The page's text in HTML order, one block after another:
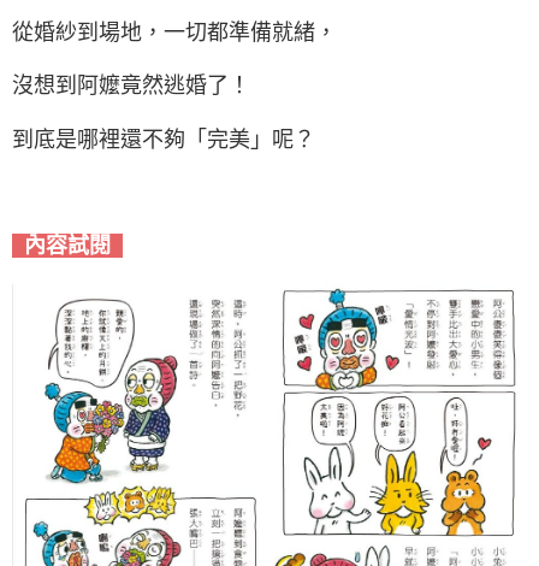
從婚紗到場地，一切都準備就緒，
沒想到阿嬤竟然逃婚了！
到底是哪裡還不夠「完美」呢？
內容試閱